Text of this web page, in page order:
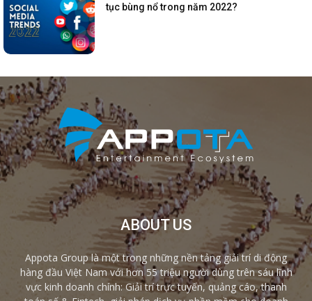
tục bùng nổ trong năm 2022?
ABOUT US
Appota Group là một trong những nền tảng giải trí di động
hàng đầu Việt Nam với hơn 55 triệu người dùng trên sáu lĩnh
vực kinh doanh chính: Giải trí trực tuyến, quảng cáo, thanh